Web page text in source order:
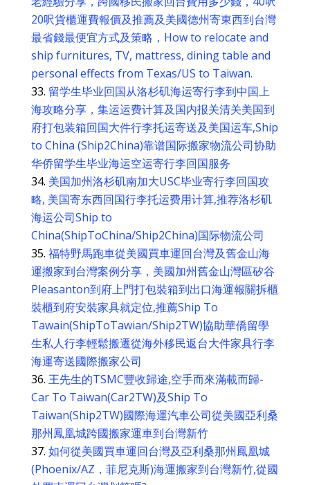
20呎貨櫃運費報價及推薦及美國德州寄東西到台灣
最省錢最便宜方式及策略，How to relocate and
ship furnitures, TV, mattress, dining table and
personal effects from Texas/US to Taiwan.
留学生毕业回国从洛杉矶海运寄行李到中国上
海攻略分享，集运运费计算及国内报关清关美国到
府打包装箱回国大件行李托运寄送及美国运车,Ship
to China (Ship2China)靠谱国际搬家物流公司协助
华侨留学生毕业海运空运寄行李回国服务
美国加州洛杉矶南加大USC毕业寄行李回国攻
略, 美国寄东西回国行李托运费用计算,推荐洛杉矶
海运公司Ship to
China(ShipToChina/Ship2China)国际物流公司
福特野馬跑車從美國買車運回台灣及舊金山海
運搬家到台灣案例分享，美國加州舊金山灣區矽谷
Pleasanton到府上門打包裝箱到出口海運報關拆櫃
裝櫃到府安裝家具就定位,推薦Ship To
Tawain(ShipToTawian/Ship2TW)協助華僑留學
生私人行李輕鬆搬遷從海外移民返台大件家具行李
海運寄送國際搬家公司
王先生的TSMC豐收歸途,空手而來滿載而歸-
Car To Taiwan(Car2TW)及Ship To
Taiwan(Ship2TW)國際海運汽車公司從美國亞利桑
那州鳳凰城跨國搬家運車到台灣新竹
如何從美國買車運回台灣及亞利桑那州鳳凰城
(Phoenix/AZ，菲尼克斯)海運搬家到台灣新竹,從國